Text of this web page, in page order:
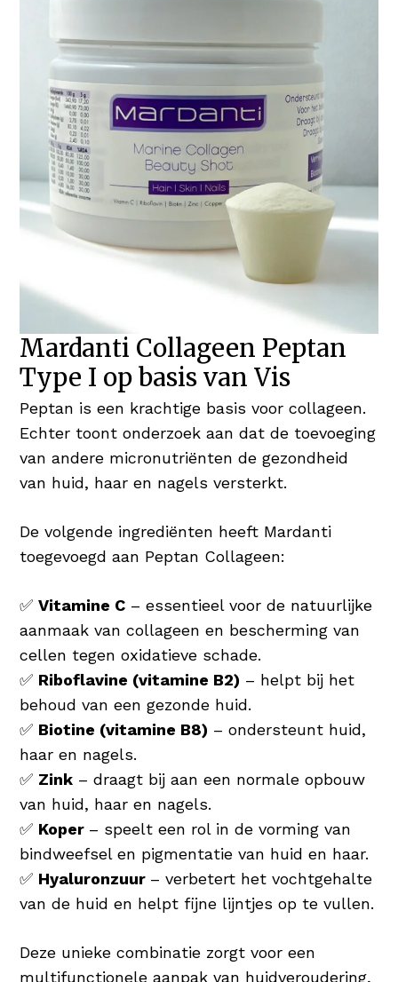
Mardanti Collageen Peptan
Type I op basis van Vis
Peptan is een krachtige basis voor collageen.
Echter toont onderzoek aan dat de toevoeging
van andere micronutriënten de gezondheid
van huid, haar en nagels versterkt.
De volgende ingrediënten heeft Mardanti
toegevoegd aan Peptan Collageen:
✅Vitamine C – essentieel voor de natuurlijke
aanmaak van collageen en bescherming van
cellen tegen oxidatieve schade.
✅ Riboflavine (vitamine B2) – helpt bij het
behoud van een gezonde huid.
✅ Biotine (vitamine B8) – ondersteunt huid,
haar en nagels.
✅ Zink – draagt bij aan een normale opbouw
van huid, haar en nagels.
✅ Koper – speelt een rol in de vorming van
bindweefsel en pigmentatie van huid en haar.
✅ Hyaluronzuur – verbetert het vochtgehalte
van de huid en helpt fijne lijntjes op te vullen.
Deze unieke combinatie zorgt voor een
multifunctionele aanpak van huidveroudering,